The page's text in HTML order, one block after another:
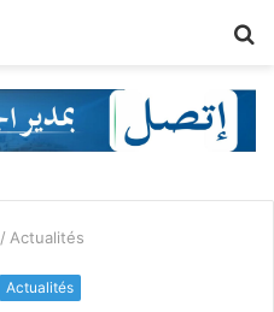
/ Actualités
Actualités